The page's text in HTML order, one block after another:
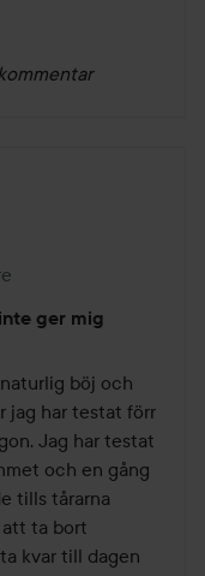
ger mig
böj och
jag har testat förr
Jag har testat
och en gång
tills tårarna
att ta bort
kvar till dagen